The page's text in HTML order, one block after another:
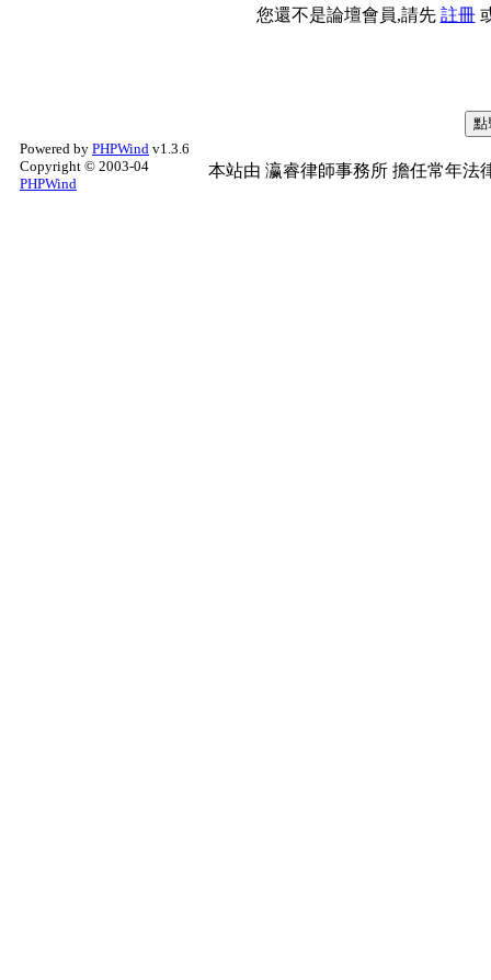
您還不是論壇會員,請先 註冊
Powered by PHPWind v1.3.6
Copyright © 2003-04
PHPWind
本站由 瀛睿律師事務所 擔任常年法